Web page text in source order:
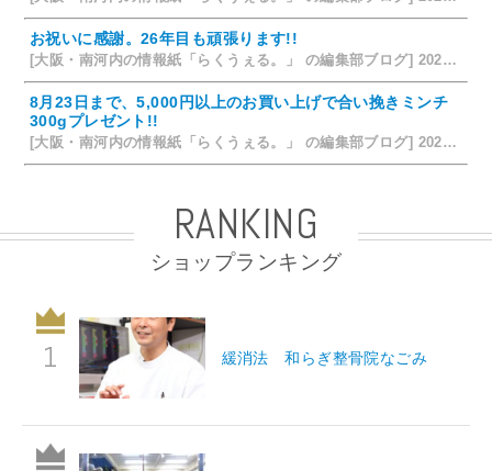
お祝いに感謝。26年目も頑張ります!!
[大阪・南河内の情報紙「らくうぇる。」 の編集部ブログ] 2026/07/25 15:35
8月23日まで、5,000円以上のお買い上げで合い挽きミンチ
300gプレゼント!!
[大阪・南河内の情報紙「らくうぇる。」 の編集部ブログ] 2026/07/24 15:31
RANKING
ショップランキング
緩消法 和らぎ整骨院なごみ